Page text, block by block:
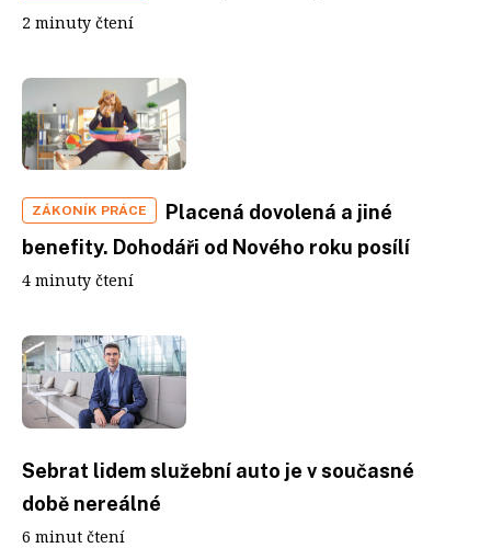
2 minuty čtení
ZÁKONÍK PRÁCE
Placená dovolená a jiné
benefity. Dohodáři od Nového roku posílí
4 minuty čtení
Sebrat lidem služební auto je v současné
době nereálné
6 minut čtení